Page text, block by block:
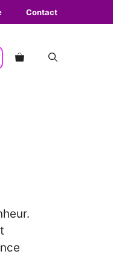
Contact